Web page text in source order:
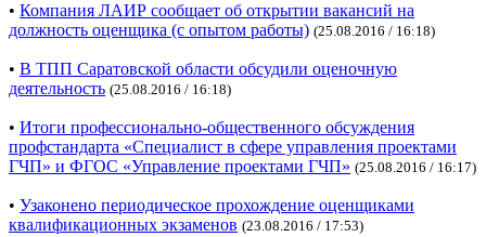
• Компания ЛАИР сообщает об открытии вакансий на
должность оценщика (с опытом работы) (25.08.2016 / 16:18)
• В ТПП Саратовской области обсудили оценочную
деятельность (25.08.2016 / 16:18)
• Итоги профессионально-общественного обсуждения
профстандарта «Специалист в сфере управления проектами
ГЧП» и ФГОС «Управление проектами ГЧП» (25.08.2016 / 16:17)
• Узаконено периодическое прохождение оценщиками
квалификационных экзаменов (23.08.2016 / 17:53)